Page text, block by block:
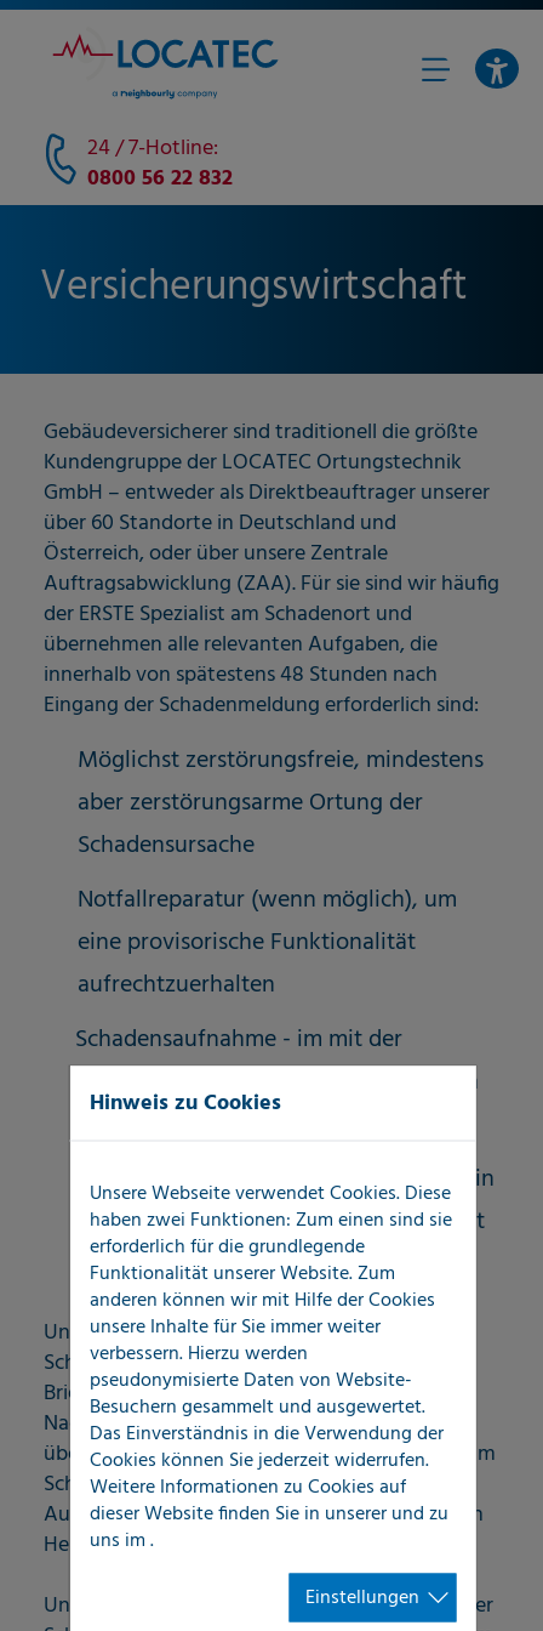
24 / 7-Hotline:
0800 56 22 832
Versicherungswirtschaft
Gebäudeversicherer sind traditionell die größte
Kundengruppe der LOCATEC Ortungstechnik
GmbH – entweder als Direktbeauftrager unserer
über 60 Standorte in Deutschland und
Österreich, oder über unsere Zentrale
Auftragsabwicklung (ZAA). Für sie sind wir häufig
der ERSTE Spezialist am Schadenort und
übernehmen alle relevanten Aufgaben, die
innerhalb von spätestens 48 Stunden nach
Eingang der Schadenmeldung erforderlich sind:
Möglichst zerstörungsfreie, mindestens
aber zerstörungsarme Ortung der
Schadensursache
Notfallreparatur (wenn möglich), um
eine provisorische Funktionalität
aufrechtzuerhalten
Schadensaufnahme - im mit der
jeweiligen Versicherung abgestimmten
Reporting mit LOCATEC SmartReport® in
digitalisierungsfähigen Formaten direkt
vom Schadenort
Unsere ausführliche und transparente
Schadensaufnahme ist zeitgleich auch die
Briefing-Grundlage für die erforderlichen
Nachgewerke der Schadenbeseitigung. Hier
übernehmen wir, auf Wunsch, auch Aufgaben im
Schnittstellenmanagement, um unsere
Auftraggeber zeitlich und bei organisatorischen
Herausforderungen effektiv zu entlasten
Unsere Handlungsmaxime: Wer am Anfang einer
Hinweis zu Cookies
Unsere Webseite verwendet Cookies. Diese
haben zwei Funktionen: Zum einen sind sie
erforderlich für die grundlegende
Funktionalität unserer Website. Zum
anderen können wir mit Hilfe der Cookies
unsere Inhalte für Sie immer weiter
verbessern. Hierzu werden
pseudonymisierte Daten von Website-
Besuchern gesammelt und ausgewertet.
Das Einverständnis in die Verwendung der
Cookies können Sie jederzeit widerrufen.
Weitere Informationen zu Cookies auf
dieser Website finden Sie in unsererund zu
uns im.
Einstellungen